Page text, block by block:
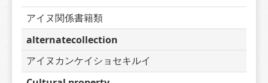
アイヌ関係書籍類
alternatecollection
アイヌカンケイショセキルイ